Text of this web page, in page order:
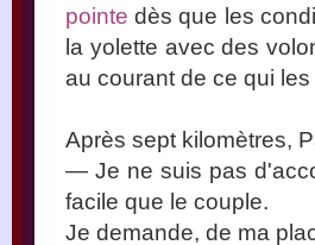
pointe dès que les
la yolette avec des
au courant de ce qui les
Après sept kilomètres,
— Je ne suis pas
facile que le couple.
Je demande, de ma